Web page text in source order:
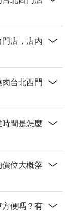
店，店內
台北西門
間是怎麼
位大概落
便嗎？有